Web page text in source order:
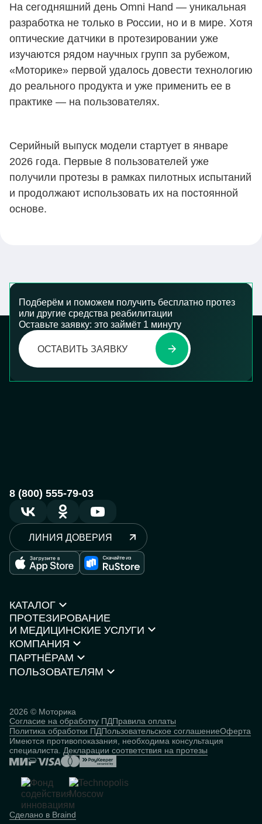
На сегодняшний день Omni Hand — уникальная
разработка не только в России, но и в мире. Хотя
оптические датчики в протезировании уже
изучаются рядом научных групп за рубежом,
«Моторике» первой удалось довести технологию
до реального продукта и уже применить ее в
практике — на пользователях.
Серийный выпуск модели стартует в январе
2026 года. Первые 8 пользователей уже
получили протезы в рамках пилотных испытаний
и продолжают использовать их на постоянной
основе.
Подберём и поможем получить бесплатно протез
или другие средства реабилитации
Оставьте заявку: это займёт 1 минуту
ОСТАВИТЬ ЗАЯВКУ
8 (800) 555-79-03
ЛИНИЯ ДОВЕРИЯ
КАТАЛОГ
Протезы рук
Протезы ног
Кресла-коляски
Каталог товаров
Нейростимуляторы
КОМПАНИЯ
О компании
Контакты
ПОЛЬЗОВАТЕЛЯМ
База знаний
Человек
кибернетический
ПРОТЕЗИРОВАНИЕ
И МЕДИЦИНСКИЕ УСЛУГИ
Моторика Орто
ПАРТНЁРАМ
Партнёрская программа
2026 © Моторика
Согласие на обработку ПДПравила оплаты
Политика обработки ПДПользовательское соглашениеОферта
Имеются противопоказания, необходима консультация
специалиста. Декларации соответствия на протезы
Сделано в Braind